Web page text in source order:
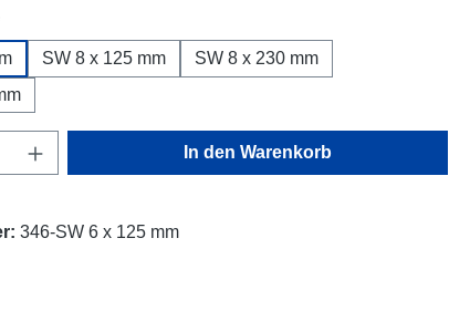
auswählen
SW 8 x 125 mm
SW 8 x 230 mm
Gib den gewünschten Wert ein
In den Warenkorb
346-SW 6 x 125 mm